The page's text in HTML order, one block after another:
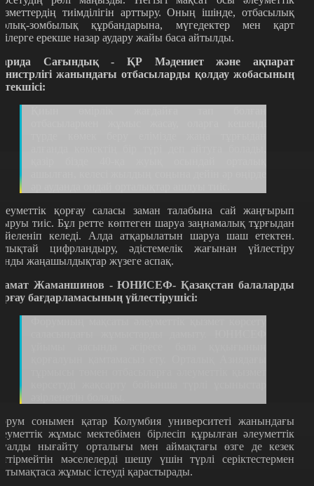
тиімділігін арттыру. Оның ішінде, отбасылық
зомбылық құрбандарына, мүгедектер мен қарт
ерекше назар аудару жайы баса айтылды.
Сағындық - ҚР Мәдениет және ақпарат
жанындағы отбасыларды қолдау жобасының
қорғау саласы заман талабына сай жаңғырып
тиіс. Бұл ретте көптеген шаруа заңнамалық тұрғыдан
келеді. Алда атқарылатын шаруа шаш етектен.
цифрландыру, әдістемелік жағынан үйлестіру
жаңашылдықтар жүзеге аспақ.
Жаманшинов - ЮНИСЕФ- Қазақстан балаларды
бағдарламасының үйлестірушісі:
сонымен қатар Колумбия университеті жанындағы
жұмыс мектебімен бірлесіп құрылған әлеуметтік
нығайту орталығы мен аймақтағы өзге де кезек
мәселелерді шешу үшін түрлі серіктестермен
жұмыс істеуді қарастырады.